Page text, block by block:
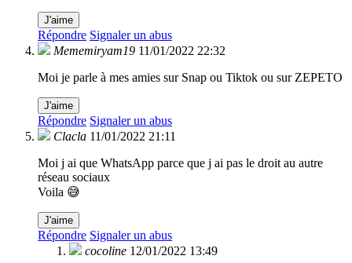
J'aime
Répondre Signaler un abus
Mememiryam19 11/01/2022 22:32
Moi je parle à mes amies sur Snap ou Tiktok ou sur ZEPETO
J'aime
Répondre Signaler un abus
Clacla 11/01/2022 21:11
Moi j ai que WhatsApp parce que j ai pas le droit au autre
réseau sociaux
Voila 😅
J'aime
Répondre Signaler un abus
cocoline 12/01/2022 13:49